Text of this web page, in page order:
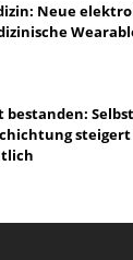
Neue
bestanden:
steigert